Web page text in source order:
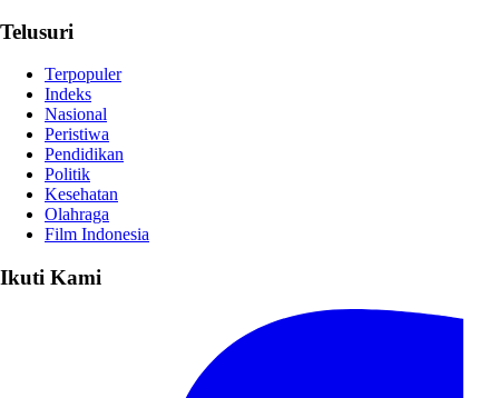
Telusuri
Terpopuler
Indeks
Nasional
Peristiwa
Pendidikan
Politik
Kesehatan
Olahraga
Film Indonesia
Ikuti Kami